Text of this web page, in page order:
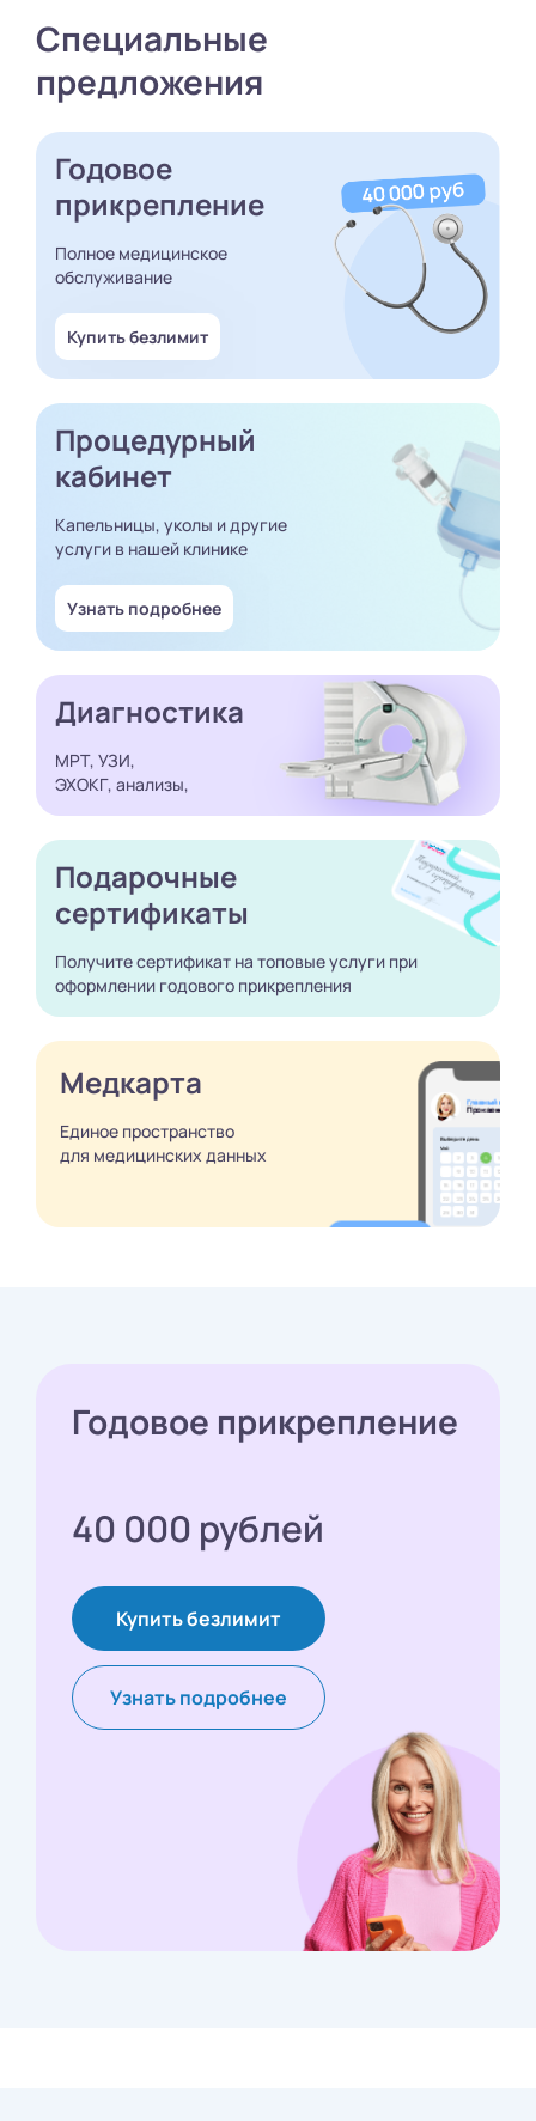
Специальные
предложения
Годовое
прикрепление
Полное медицинское
обслуживание
Купить безлимит
Процедурный
кабинет
Капельницы, уколы и другие
услуги в нашей клинике
Узнать подробнее
Диагностика
МРТ, УЗИ,
ЭХОКГ, анализы,
Подарочные
сертификаты
Получите сертификат на топовые услуги при
оформлении годового прикрепления
Медкарта
Единое пространство
для медицинских данных
Годовое прикрепление
40 000 рублей
Купить безлимит
Узнать подробнее